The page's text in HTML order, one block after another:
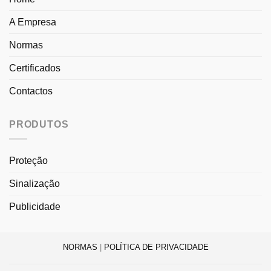
A Empresa
Normas
Certificados
Contactos
PRODUTOS
Proteção
Sinalização
Publicidade
NORMAS POLÍTICA DE PRIVACIDADE